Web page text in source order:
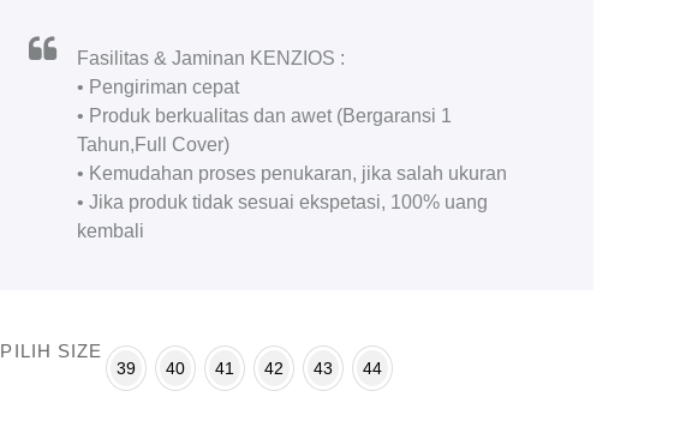
Fasilitas & Jaminan KENZIOS :
• Pengiriman cepat
• Produk berkualitas dan awet (Bergaransi 1
Tahun,Full Cover)
• Kemudahan proses penukaran, jika salah ukuran
• Jika produk tidak sesuai ekspetasi, 100% uang
kembali
PILIH SIZE
39 40 41 42 43 44